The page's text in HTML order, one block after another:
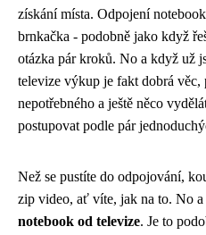
získání místa. Odpojení
brnkačka - podobně jako když
otázka pár kroků. No a když už
televize výkup je fakt dobrá věc,
nepotřebného a ještě něco
postupovat podle pár
Než se pustíte do odpojování,
zip video, ať víte, jak na to. No a
notebook od televize. Je to